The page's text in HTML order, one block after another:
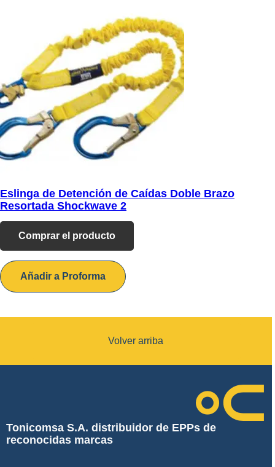
Eslinga de Detención de Caídas Doble Brazo
Resortada Shockwave 2
Comprar el producto
Añadir a Proforma
Volver arriba
Tonicomsa S.A. distribuidor de EPPs de
reconocidas marcas